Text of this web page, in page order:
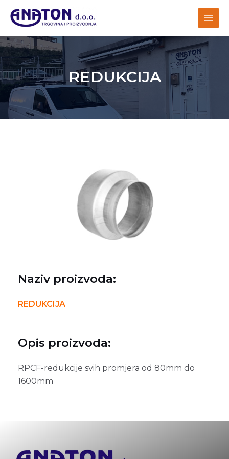
REDUKCIJA
Naziv proizvoda:
REDUKCIJA
Opis proizvoda:
RPCF-redukcije svih promjera od 80mm do
1600mm